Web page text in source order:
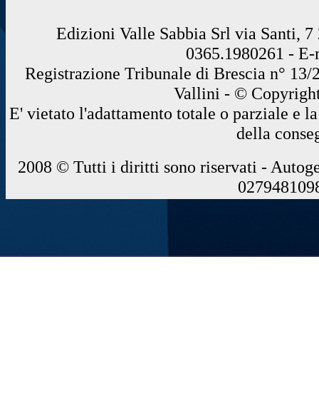
Edizioni Valle Sabbia Srl via Santi, 7
0365.1980261 -
Registrazione Tribunale di Brescia n°
Vallini - ©
E' vietato l'adattamento totale o parziale e
della
2008 © Tutti i diritti sono riservati -